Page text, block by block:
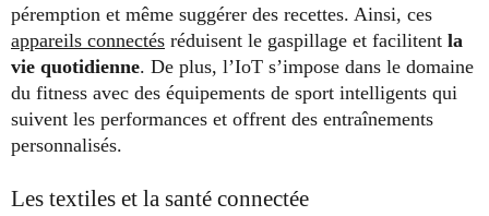
péremption et même suggérer des recettes. Ainsi, ces
appareils connectés réduisent le gaspillage et facilitent la
vie quotidienne. De plus, l’IoT s’impose dans le domaine
du fitness avec des équipements de sport intelligents qui
suivent les performances et offrent des entraînements
personnalisés.
Les textiles et la santé connectée